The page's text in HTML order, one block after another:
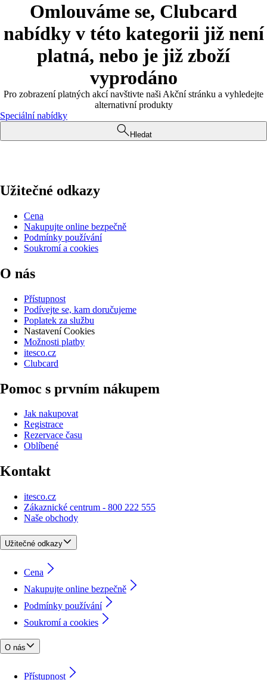
Omlouváme se, Clubcard
nabídky v této kategorii již není
platná, nebo je již zboží
vyprodáno
Pro zobrazení platných akcí navštivte naši Akční stránku a vyhledejte
alternativní produkty
Speciální nabídky
Hledat
Užitečné odkazy
Cena
Nakupujte online bezpečně
Podmínky používání
Soukromí a cookies
O nás
Přístupnost
Podívejte se, kam doručujeme
Poplatek za službu
Nastavení Cookies
Možnosti platby
itesco.cz
Clubcard
Pomoc s prvním nákupem
Jak nakupovat
Registrace
Rezervace času
Oblíbené
Kontakt
itesco.cz
Zákaznické centrum - 800 222 555
Naše obchody
Užitečné odkazy
Cena
Nakupujte online bezpečně
Podmínky používání
Soukromí a cookies
O nás
Přístupnost